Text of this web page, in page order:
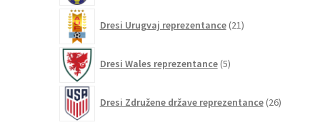
Dresi Urugvaj reprezentance 21izdelkov
Dresi Wales reprezentance 5izdelkov
Dresi Združene države reprezentance 26izdelkov